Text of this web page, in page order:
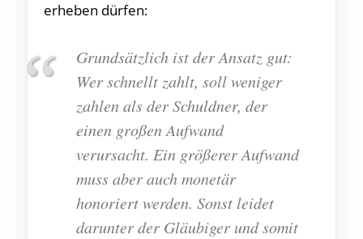
erheben dürfen:
Grundsätzlich ist der Ansatz gut:
Wer schnellt zahlt, soll weniger
zahlen als der Schuldner, der
einen großen Aufwand
verursacht. Ein größerer Aufwand
muss aber auch monetär
honoriert werden. Sonst leidet
darunter der Gläubiger und somit